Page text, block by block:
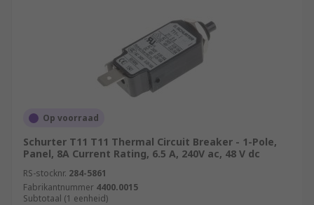
Op voorraad
Schurter T11 T11 Thermal Circuit Breaker - 1-Pole,
Panel, 8A Current Rating, 6.5 A, 240V ac, 48 V dc
RS-stocknr. 284-5861
Fabrikantnummer 4400.0015
Subtotaal (1 eenheid)